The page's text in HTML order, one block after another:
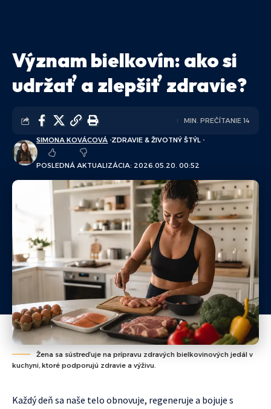
Význam bielkovín: ako si
udržať a zlepšiť zdravie?
POSLEDNÁ AKTUALIZÁCIA: 2026.05.20. 00:52
SIMONA KOVÁCOVÁ ZDRAVIE & ŽIVOTNÝ ŠTÝL
MIN. PREČÍTANIE 14
Žena sa sústreďuje na prípravu zdravých bielkovinových jedál v
kuchyni, ktoré podporujú zdravie a výživu.
Každý deň sa naše telo obnovuje, regeneruje a bojuje s